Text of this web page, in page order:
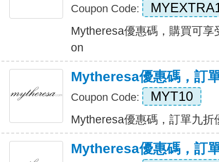
Coupon Code:
Mytheresa優惠碼，購買可享
on
Mytheresa優惠碼，訂
Coupon Code: MYT10
Mytheresa優惠碼，訂單九折
Mytheresa優惠碼，訂